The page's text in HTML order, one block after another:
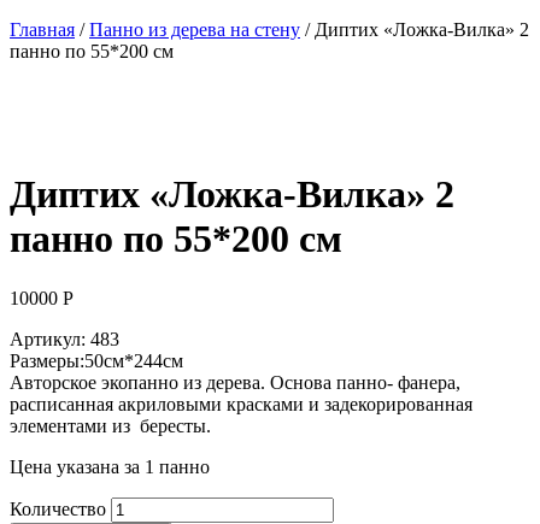
Главная /Панно из дерева на стену / Диптих «Ложка-Вилка» 2
панно по 55*200 см
Диптих «Ложка-Вилка» 2
панно по 55*200 см
10000 Р
Артикул: 483
Размеры:50см*244см
Авторское экопанно из дерева. Основа панно- фанера,
расписанная акриловыми красками и задекорированная
элементами из бересты.
Цена указана за 1 панно
Количество